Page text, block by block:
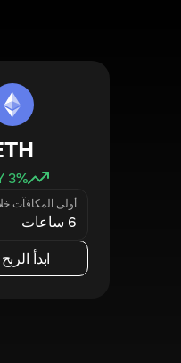
3% APY
أولى المكافآت
6 ساعات
ابدأ